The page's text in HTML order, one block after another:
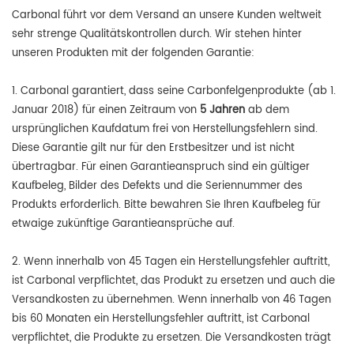
Carbonal führt vor dem Versand an unsere Kunden weltweit
sehr strenge Qualitätskontrollen durch. Wir stehen hinter
unseren Produkten mit der folgenden Garantie:
1. Carbonal garantiert, dass seine Carbonfelgenprodukte (ab 1.
Januar 2018) für einen Zeitraum von 5 Jahrenab dem
ursprünglichen Kaufdatum frei von Herstellungsfehlern sind.
Diese Garantie gilt nur für den Erstbesitzer und ist nicht
übertragbar. Für einen Garantieanspruch sind ein gültiger
Kaufbeleg, Bilder des Defekts und die Seriennummer des
Produkts erforderlich. Bitte bewahren Sie Ihren Kaufbeleg für
etwaige zukünftige Garantieansprüche auf.
2. Wenn innerhalb von 45 Tagen ein Herstellungsfehler auftritt,
ist Carbonal verpflichtet, das Produkt zu ersetzen und auch die
Versandkosten zu übernehmen. Wenn innerhalb von 46 Tagen
bis 60 Monaten ein Herstellungsfehler auftritt, ist Carbonal
verpflichtet, die Produkte zu ersetzen. Die Versandkosten trägt